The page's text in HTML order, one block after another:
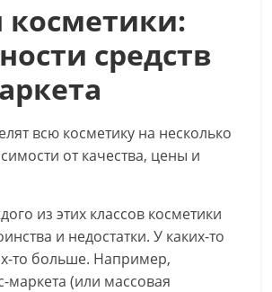
косметики:
средств
всю косметику на несколько
от качества, цены и
из этих классов косметики
и недостатки. У каких-то
то больше. Например,
маркета (или массовая